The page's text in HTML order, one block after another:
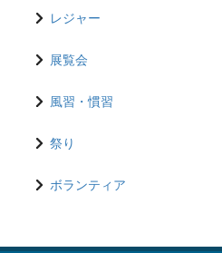
レジャー
展覧会
風習・慣習
祭り
ボランティア